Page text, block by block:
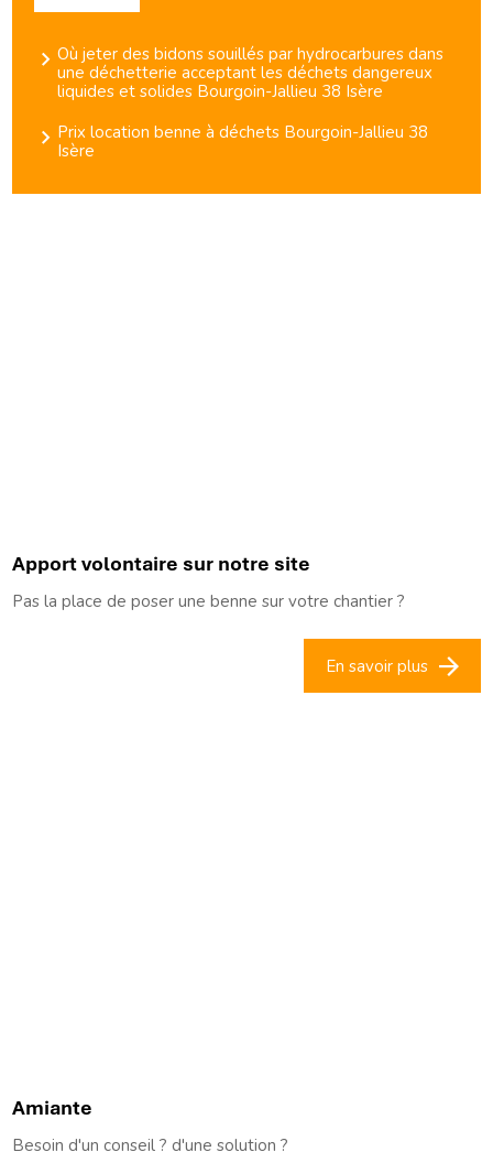
Où jeter des bidons souillés par hydrocarbures dans
une déchetterie acceptant les déchets dangereux
liquides et solides Bourgoin-Jallieu 38 Isère
Prix location benne à déchets Bourgoin-Jallieu 38
Isère
Apport volontaire sur notre site
Pas la place de poser une benne sur votre chantier ?
En savoir plus
Amiante
Besoin d'un conseil ? d'une solution ?